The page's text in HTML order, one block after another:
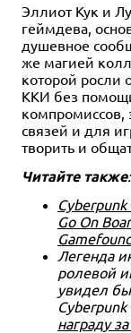
Эллиот Кук и
геймдева,
душевное
же магией
которой росли
ККИ без
компромиссов,
связей и для
творить и
Читайте также:
Cyberpunk
Go On
Легенда
ролевой
увидел
Cyberpunk
награду